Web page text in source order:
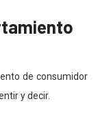
de consumidor
y decir.